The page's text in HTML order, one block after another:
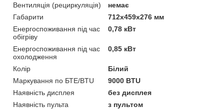
Вентиляція (рециркуляція)
немає
Габарити
712х459х276 мм
Енергоспоживання під час
обігріву
0,78 кВт
Енергоспоживання під час
охолодження
0,85 кВт
Колір
Білий
Маркування по БТЕ/BTU
9000 BTU
Наявність дисплея
без дисплея
Наявність пульта
з пультом